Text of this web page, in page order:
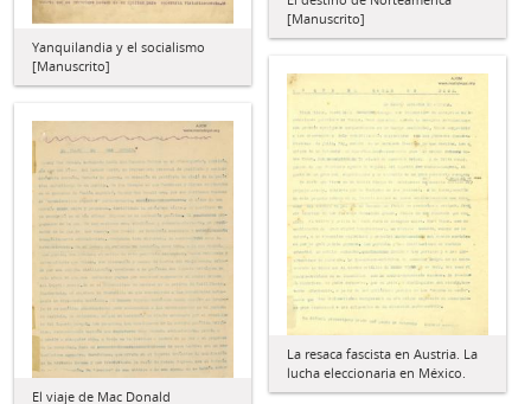
[Manuscrito]
Yanquilandia y el socialismo
[Manuscrito]
La resaca fascista en Austria. La
lucha eleccionaria en México.
El viaje de Mac Donald